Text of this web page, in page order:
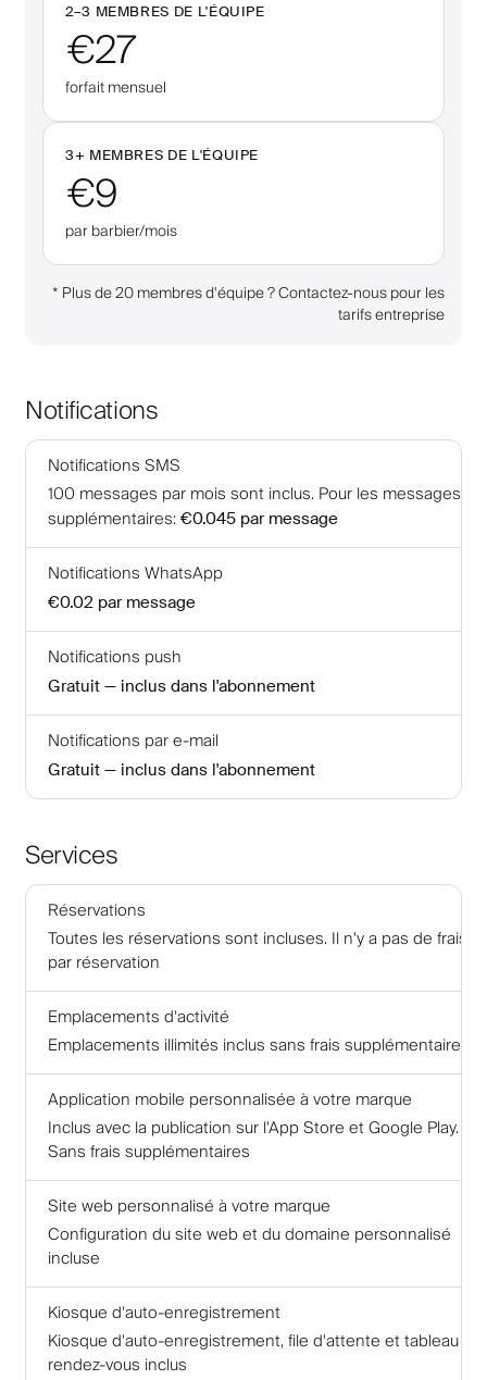
2–3 MEMBRES DE L'ÉQUIPE
€27
forfait mensuel
3+ MEMBRES DE L'ÉQUIPE
€9
par barbier/mois
* Plus de 20 membres d'équipe ? Contactez-nous pour les
tarifs entreprise
Notifications
Notifications SMS
100 messages par mois sont inclus. Pour les messages
supplémentaires: €0.045 par message
Notifications WhatsApp
€0.02 par message
Notifications push
Gratuit — inclus dans l'abonnement
Notifications par e-mail
Gratuit — inclus dans l'abonnement
Services
Réservations
Toutes les réservations sont incluses. Il n'y a pas de frais
par réservation
Emplacements d'activité
Emplacements illimités inclus sans frais supplémentaires
Application mobile personnalisée à votre marque
Inclus avec la publication sur l'App Store et Google Play.
Sans frais supplémentaires
Site web personnalisé à votre marque
Configuration du site web et du domaine personnalisé
incluse
Kiosque d'auto-enregistrement
Kiosque d'auto-enregistrement, file d'attente et tableau de
rendez-vous inclus